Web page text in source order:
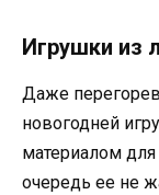
Игрушки из
Даже
новогодней
материалом
очередь ее не